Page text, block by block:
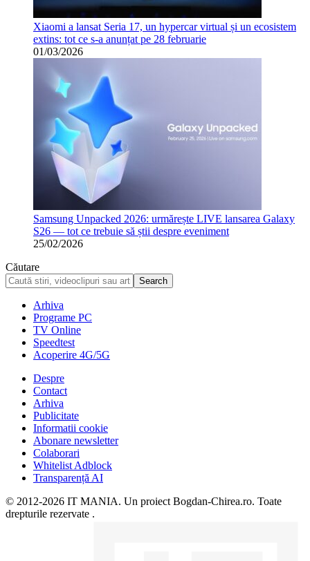
Xiaomi a lansat Seria 17, un hypercar virtual și un ecosistem
extins: tot ce s-a anunțat pe 28 februarie
01/03/2026
Samsung Unpacked 2026: urmărește LIVE lansarea Galaxy
S26 — tot ce trebuie să știi despre eveniment
25/02/2026
Căutare
Arhiva
Programe PC
TV Online
Speedtest
Acoperire 4G/5G
Despre
Contact
Arhiva
Publicitate
Informatii cookie
Abonare newsletter
Colaborari
Whitelist Adblock
Transparență AI
© 2012-2026 IT MANIA. Un proiect Bogdan-Chirea.ro. Toate
drepturile rezervate .